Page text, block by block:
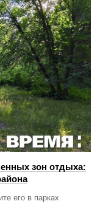
зон отдыха:
его в парках